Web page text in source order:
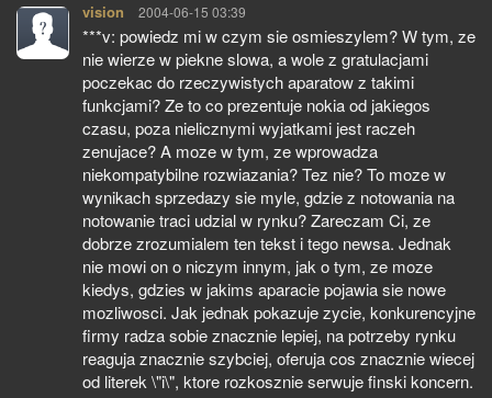
vision pisze:
2004-06-15 03:39
***v: powiedz mi w czym sie osmieszylem? W tym, ze
nie wierze w piekne slowa, a wole z gratulacjami
poczekac do rzeczywistych aparatow z takimi
funkcjami? Ze to co prezentuje nokia od jakiegos
czasu, poza nielicznymi wyjatkami jest raczeh
zenujace? A moze w tym, ze wprowadza
niekompatybilne rozwiazania? Tez nie? To moze w
wynikach sprzedazy sie myle, gdzie z notowania na
notowanie traci udzial w rynku? Zareczam Ci, ze
dobrze zrozumialem ten tekst i tego newsa. Jednak
nie mowi on o niczym innym, jak o tym, ze moze
kiedys, gdzies w jakims aparacie pojawia sie nowe
mozliwosci. Jak jednak pokazuje zycie, konkurencyjne
firmy radza sobie znacznie lepiej, na potrzeby rynku
reaguja znacznie szybciej, oferuja cos znacznie wiecej
od literek \"i\", ktore rozkosznie serwuje finski koncern.